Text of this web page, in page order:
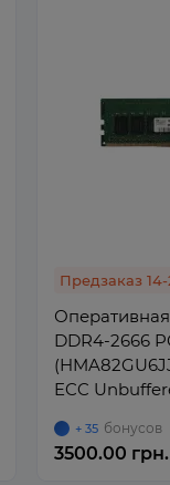
Предзаказ
DDR4-2666
ECC
+ 35 бонусов
3500.00 грн.